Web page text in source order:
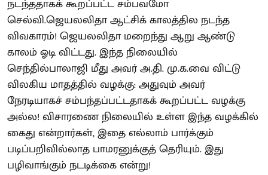
நடந்ததாகக் கூறப்பட்ட சம்பவமோ
செல்வி.ஜெயலலிதா ஆட்சிக் காலத்தில நடந்த
விவகாரம்! ஜெயலலிதா மறைந்து ஆறு ஆண்டு
காலம் ஓடி விட்டது. இந்த நிலையில்
செந்தில்பாலாஜி மீது அவர் அ.தி. மு.க.வை விட்டு
விலகிய மாதத்தில் வழக்கு: அதுவும் அவர்
நேரடியாகச் சம்பந்தப்பட்டதாகக் கூறப்பட்ட வழக்கு
அல்ல! விசாரணை நிலையில் உள்ள இந்த வழக்கில்
கைது என்றார்கள், இதை எல்லாம் பார்க்கும்
படிப்பறிவில்லாத பாமரனுக்குத் தெரியும். இது
பழிவாங்கும் நடடிக்கை என்று!